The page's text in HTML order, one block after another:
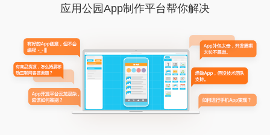
应用公园App制作平台帮你解决